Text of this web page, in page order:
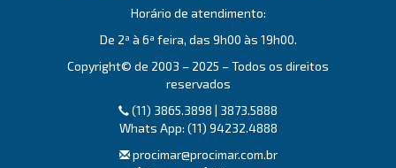
Horário de atendimento:
De 2ª à 6ª feira, das 9h00 às 19h00.
Copyright© de 2003 – 2025 – Todos os direitos
reservados
(11) 3865.3898 | 3873.5888
Whats App: (11) 94232.4888
procimar@procimar.com.br